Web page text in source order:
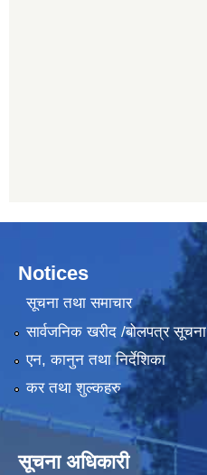
Notices
सूचना तथा समाचार
सार्वजनिक खरीद /बोलपत्र सूचना
एन, कानुन तथा निर्देशिका
कर तथा शुल्कहरु
सूचना अधिकारी